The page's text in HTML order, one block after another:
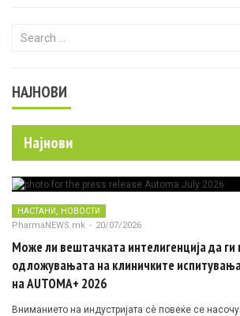
Search for:
НАЈНОВИ
Најнови
НАСТАНИ, НОВОСТИ
PharmaNEWS.mk - 20/07/2026
Може ли вештачката интелигенција да ги
одложувањата на клиничките
на AUTOMA+ 2026
Вниманието на индустријата сè повеќе се